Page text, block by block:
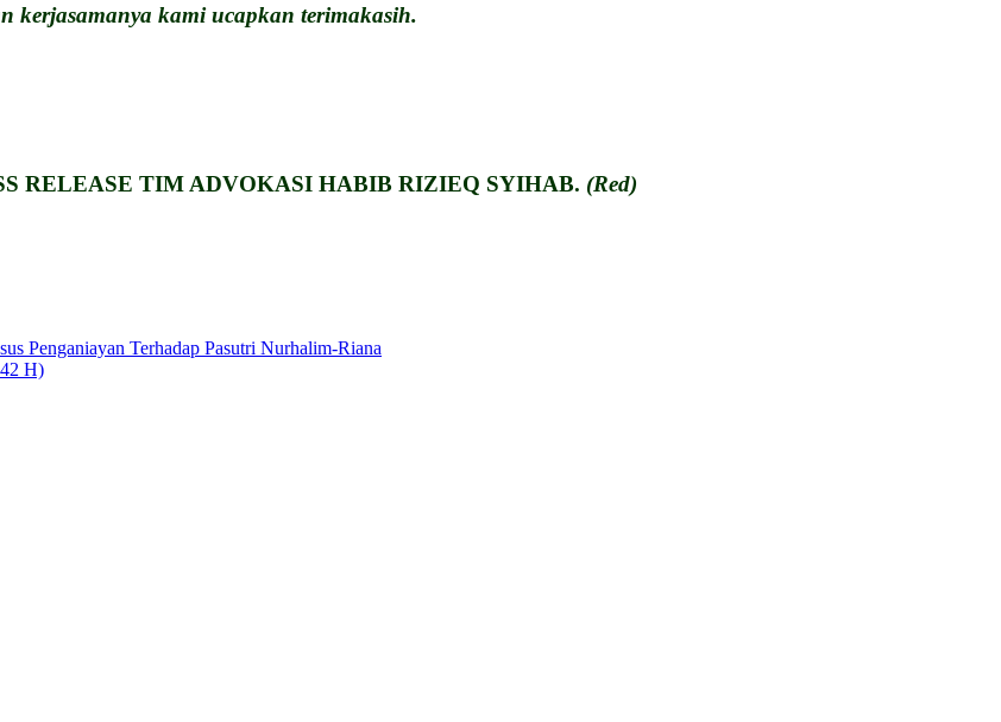
kerjasamanya kami ucapkan terimakasih.
RELEASE TIM ADVOKASI HABIB RIZIEQ SYIHAB. (Red)
Penganiayan Terhadap Pasutri Nurhalim-Riana
H)